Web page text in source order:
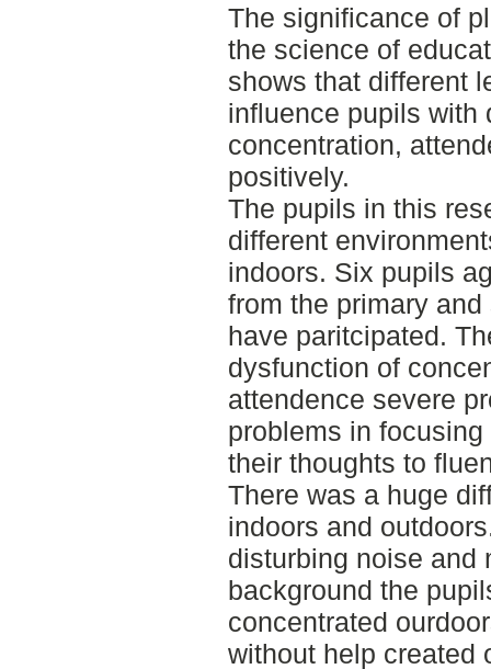
The significance of
the science of
shows that different
influence pupils with
concentration,
positively.
The pupils in this
different
indoors. Six pupils
from the primary
have paritcipated.
dysfunction of
attendence severe
problems in
their thoughts to
There was a huge
indoors and
disturbing noise and
background the
concentrated
without help created